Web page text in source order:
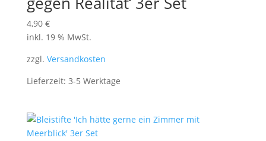
4,90 €
inkl. 19 % MwSt.
zzgl. Versandkosten
Lieferzeit: 3-5 Werktage